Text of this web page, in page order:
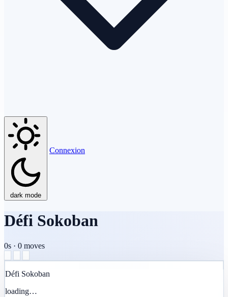
dark mode
Connexion
Défi Sokoban
0s · 0 moves
Défi Sokoban
loading…